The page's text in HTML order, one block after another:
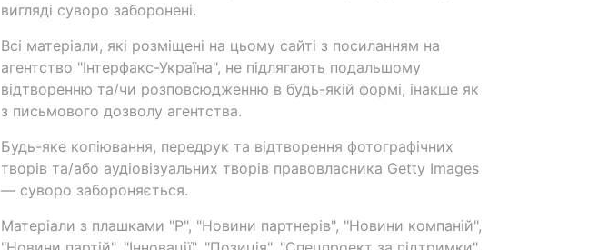
вигляді суворо заборонені.
Всі матеріали, які розміщені на цьому сайті з посиланням на
агентство "Інтерфакс-Україна", не підлягають подальшому
відтворенню та/чи розповсюдженню в будь-якій формі, інакше як
з письмового дозволу агентства.
Будь-яке копіювання, передрук та відтворення фотографічних
творів та/або аудіовізуальних творів правовласника Getty Images
— суворо забороняється.
Матеріали з плашками "Р", "Новини партнерів", "Новини компаній",